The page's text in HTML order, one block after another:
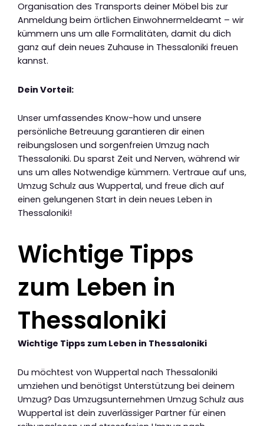
Organisation des Transports deiner Möbel bis zur
Anmeldung beim örtlichen Einwohnermeldeamt – wir
kümmern uns um alle Formalitäten, damit du dich
ganz auf dein neues Zuhause in Thessaloniki freuen
kannst.
Dein Vorteil:
Unser umfassendes Know-how und unsere
persönliche Betreuung garantieren dir einen
reibungslosen und sorgenfreien Umzug nach
Thessaloniki. Du sparst Zeit und Nerven, während wir
uns um alles Notwendige kümmern. Vertraue auf uns,
Umzug Schulz aus Wuppertal, und freue dich auf
einen gelungenen Start in dein neues Leben in
Thessaloniki!
Wichtige Tipps
zum Leben in
Thessaloniki
Wichtige Tipps zum Leben in Thessaloniki
Du möchtest von Wuppertal nach Thessaloniki
umziehen und benötigst Unterstützung bei deinem
Umzug? Das Umzugsunternehmen Umzug Schulz aus
Wuppertal ist dein zuverlässiger Partner für einen